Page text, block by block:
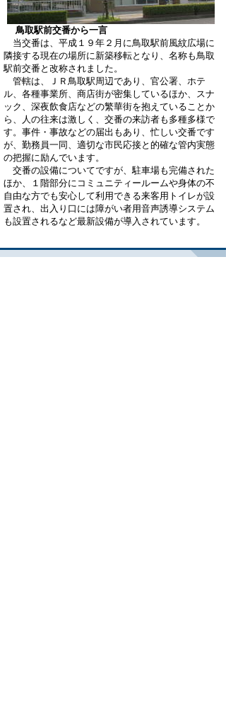
鳥取駅前交番から一言
当交番は、平成１９年２月に鳥取駅前風紋広場に
隣接する現在の場所に新築移転となり、名称も鳥取
駅前交番と改称されました。
管轄は、ＪＲ鳥取駅周辺であり、官公署、ホテ
ル、各種事業所、商店街が密集しているほか、スナ
ック、深夜飲食店などの繁華街を抱えていることか
ら、人の往来は激しく、交番の来訪者も多種多様で
す。事件・事故などの届出もあり、忙しい交番です
が、勤務員一同、適切な市民応接と的確な管内実態
の把握に励んでいます。
交番の設備についてですが、駐車場も完備された
ほか、１階部分にコミュニティールームや身体の不
自由な方でも安心して利用できる来客用トイレが設
置され、出入り口には障がい者用音声誘導システム
も設置されるなど最新設備が導入されています。